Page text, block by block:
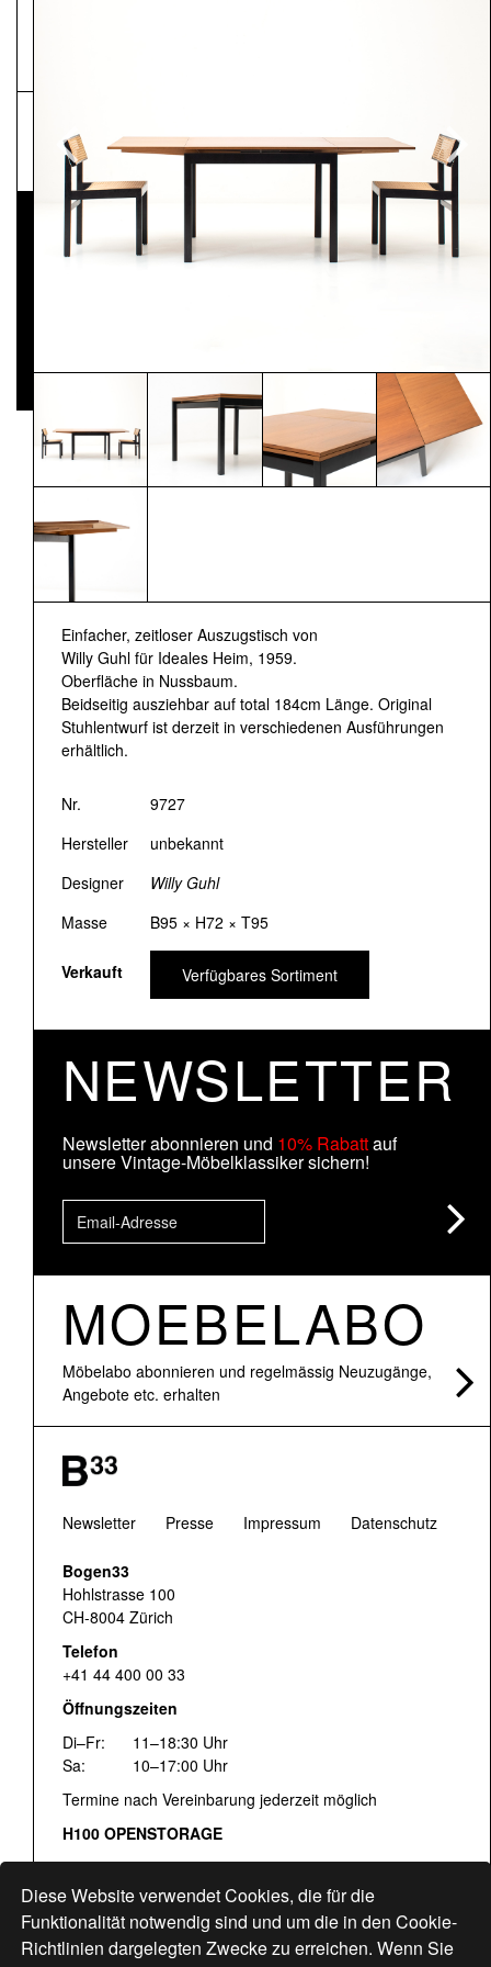
Diese Website verwendet Cookies, die für die
Funktionalität notwendig sind und um die in den Cookie-
Richtlinien dargelegten Zwecke zu erreichen. Wenn Sie
Einfacher, zeitloser Auszugstisch von
Willy Guhl für Ideales Heim, 1959.
Oberfläche in Nussbaum.
Beidseitig ausziehbar auf total 184cm Länge. Original
Stuhlentwurf ist derzeit in verschiedenen Ausführungen
erhältlich.
Nr.
9727
Hersteller
unbekannt
Designer
Willy Guhl
Masse
B95 × H72 × T95
Verkauft Verfügbares Sortiment
NEWSLETTER
Newsletter abonnieren und 10% Rabattauf
unsere Vintage-Möbelklassiker sichern!
MOEBELABO
Möbelabo abonnieren und regelmässig Neuzugänge,
Angebote etc. erhalten
Newsletter Presse Impressum Datenschutz
Bogen33
Hohlstrasse 100
CH-8004 Zürich
Telefon
+41 44 400 00 33
Öffnungszeiten
Di–Fr:
11–18:30 Uhr
Sa:
10–17:00 Uhr
Termine nach Vereinbarung jederzeit möglich
H100 OPENSTORAGE
Fr:
16:00–18:30 Uhr
Sa: 12:00–17:00 Uhr
Hohlstrasse 122
www.bogen33.ch
Pressematerial